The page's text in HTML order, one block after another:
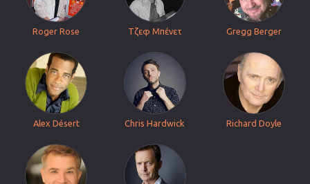
Roger Rose Τζεφ Μπένετ Gregg Berger
Alex Désert Chris Hardwick Richard Doyle